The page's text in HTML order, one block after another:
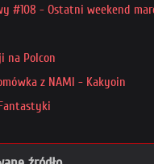
#108 - Ostatni weekend
na Polcon
z NAMI - Kakyoin